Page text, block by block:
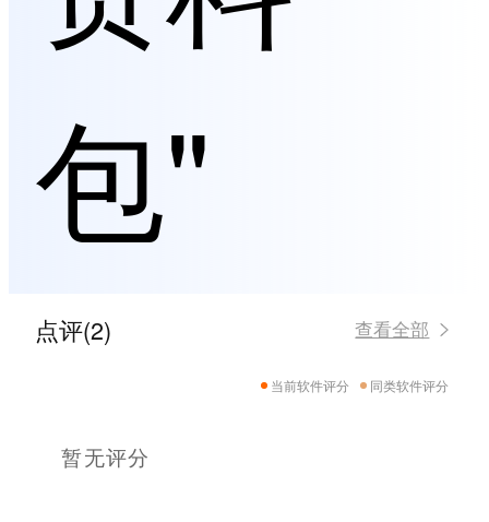
包"
点评(2) 查看全部
当前软件评分 同类软件评分
暂无评分